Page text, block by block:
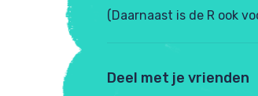
(Daarnaast is de R ook
Deel met je vrienden